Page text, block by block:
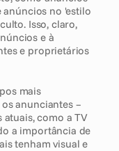
anúncios no 'estilo
Isso, claro,
e à
e proprietários
mais
anunciantes –
atuais, como a TV
a importância de
tenham visual e